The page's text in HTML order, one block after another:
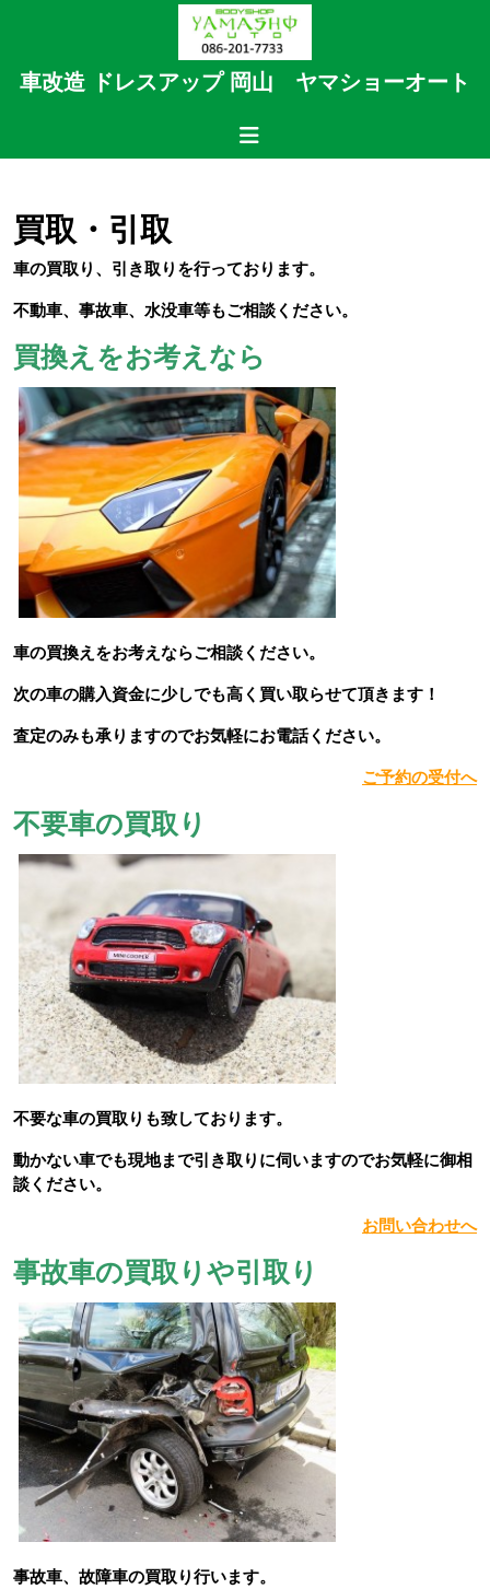
車改造 ドレスアップ 岡山 ヤマショーオート
買取・引取
車の買取り、引き取りを行っております。
不動車、事故車、水没車等もご相談ください。
買換えをお考えなら
車の買換えをお考えならご相談ください。
次の車の購入資金に少しでも高く買い取らせて頂きます！
査定のみも承りますのでお気軽にお電話ください。
ご予約の受付へ
不要車の買取り
不要な車の買取りも致しております。
動かない車でも現地まで引き取りに伺いますのでお気軽に御相
談ください。
お問い合わせへ
事故車の買取りや引取り
事故車、故障車の買取り行います。